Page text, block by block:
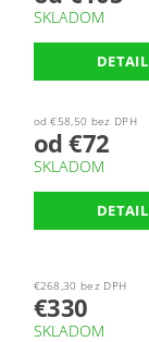
SKLADOM
DETAIL
od €58,50 bez DPH
od €72
SKLADOM
DETAIL
€268,30 bez DPH
€330
SKLADOM